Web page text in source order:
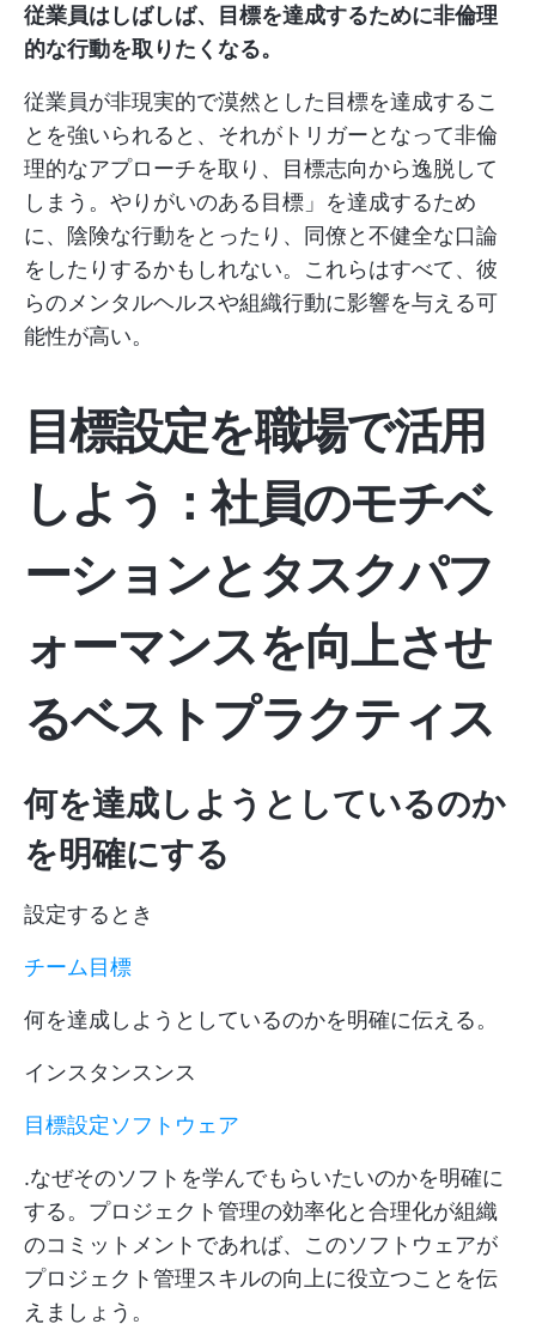
従業員はしばしば、目標を達成するために非倫理
的な行動を取りたくなる。
従業員が非現実的で漠然とした目標を達成するこ
とを強いられると、それがトリガーとなって非倫
理的なアプローチを取り、目標志向から逸脱して
しまう。やりがいのある目標」を達成するため
に、陰険な行動をとったり、同僚と不健全な口論
をしたりするかもしれない。これらはすべて、彼
らのメンタルヘルスや組織行動に影響を与える可
能性が高い。
目標設定を職場で活用
しよう：社員のモチベ
ーションとタスクパフ
ォーマンスを向上させ
るベストプラクティス
何を達成しようとしているのか
を明確にする
設定するとき
チーム目標
何を達成しようとしているのかを明確に伝える。
インスタンスンス
目標設定ソフトウェア
.なぜそのソフトを学んでもらいたいのかを明確に
する。プロジェクト管理の効率化と合理化が組織
のコミットメントであれば、このソフトウェアが
プロジェクト管理スキルの向上に役立つことを伝
えましょう。